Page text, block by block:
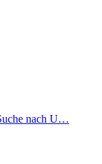
nach U…